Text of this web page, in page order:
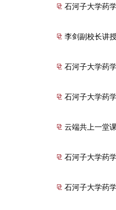
石河子大学药
李剑副校长讲
石河子大学药
石河子大学药
云端共上一堂
石河子大学药
石河子大学药